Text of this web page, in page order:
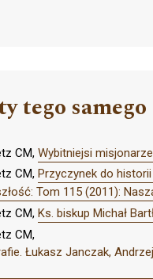
tego
CM, Wybitniejsi
CM, Przyczynek do
Tom 115 (2011):
CM, Ks. biskup Michał
CM,
Łukasz Janczak,